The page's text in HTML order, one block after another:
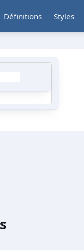
Définitions Styles